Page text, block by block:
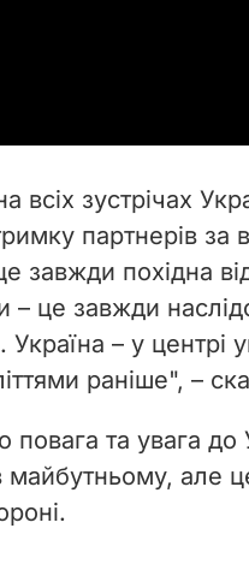
i
d
e
o
всіх зустрічах
партнерів за
завжди похідна
– це завжди
– у центрі
раніше", –
та увага до
майбутньому, але